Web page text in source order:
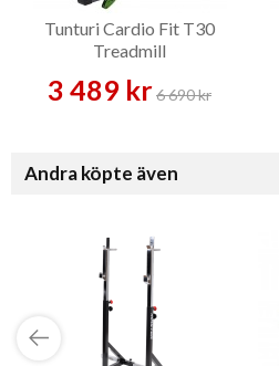
Tunturi Cardio Fit T30
Treadmill
3 489 kr6 690 kr
Andra köpte även